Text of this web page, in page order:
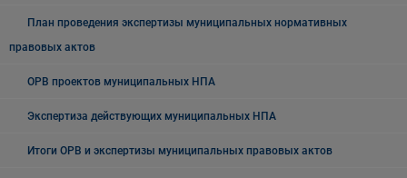
План проведения экспертизы муниципальных нормативных
правовых актов
ОРВ проектов муниципальных НПА
Экспертиза действующих муниципальных НПА
Итоги ОРВ и экспертизы муниципальных правовых актов